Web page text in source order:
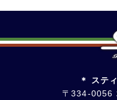
＊ ステ
〒334-0056